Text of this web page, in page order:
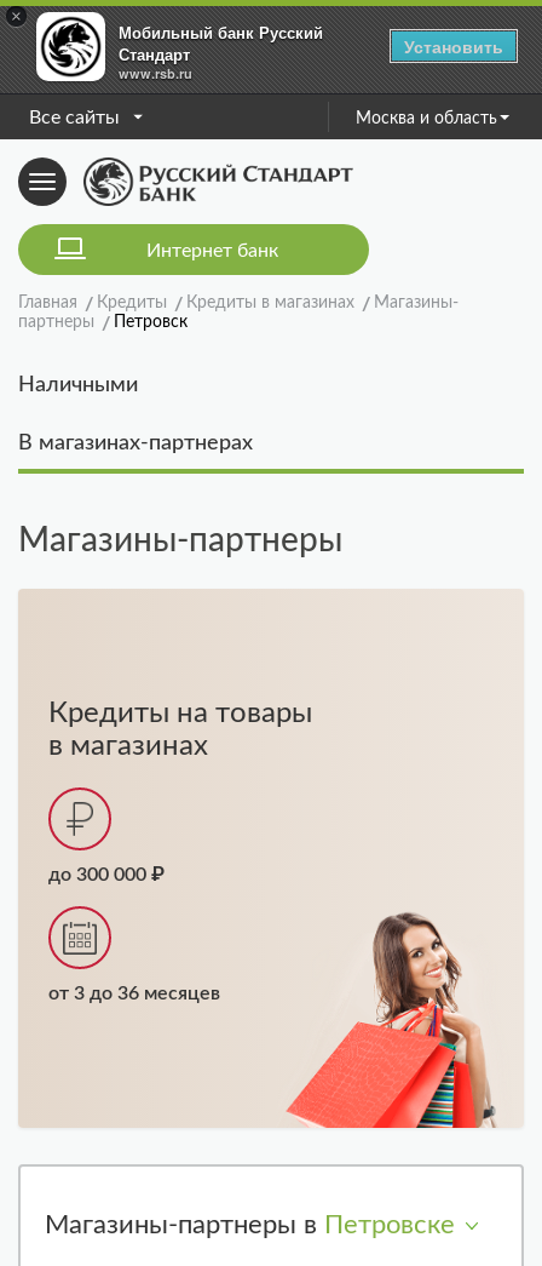
×
Мобильный банк Русский
Стандарт
www.rsb.ru
Установить
Все сайты Москва и область
Toggle
navigation
Интернет банк
Главная Кредиты Кредиты в магазинах
Магазины-
партнеры
Петровск
Наличными
В магазинах-партнерах
Магазины-партнеры
Кредиты на товары
в магазинах
до 300 000 ₽
от 3 до 36 месяцев
Магазины-партнеры в Петровске